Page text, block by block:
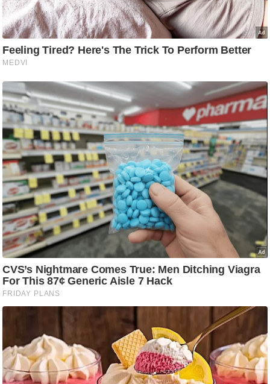
स्थ
ल
फि
ट
स
मं
त्रा
रि
ले
श
न
शि
प
रा
ज
नी
ति
वि
ण
स